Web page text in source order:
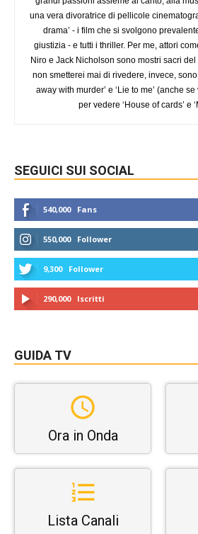
una vera divoratrice di pellicole
drama’ - i film che si svolgono
giustizia - e tutti i thriller. Per me, attori
Niro e Jack Nicholson sono mostri sacri
non smetterei mai di rivedere, invece, sono
away with murder’ e ‘Lie to me’ (anche
per vedere ‘House of cards’ e
SEGUICI SUI SOCIAL
540,000 Fans
550,000 Follower
9,300 Follower
290,000 Iscritti
GUIDA TV
Ora in Onda
Lista Canali